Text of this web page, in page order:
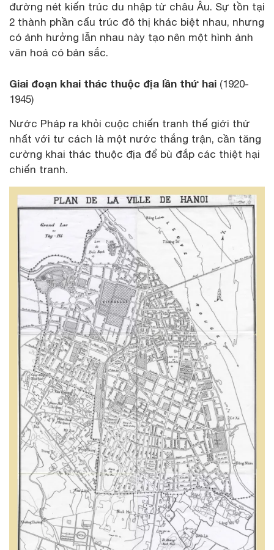
đường nét kiến trúc du nhập từ châu Âu. Sự tồn tại
2 thành phần cấu trúc đô thị khác biệt nhau, nhưng
có ảnh hưởng lẫn nhau này tạo nên một hình ảnh
văn hoá có bản sắc.
Giai đoạn khai thác thuộc địa lần thứ hai (1920-
1945)
Nước Pháp ra khỏi cuộc chiến tranh thế giới thứ
nhất với tư cách là một nước thắng trận, cần tăng
cường khai thác thuộc địa để bù đắp các thiệt hại
chiến tranh.